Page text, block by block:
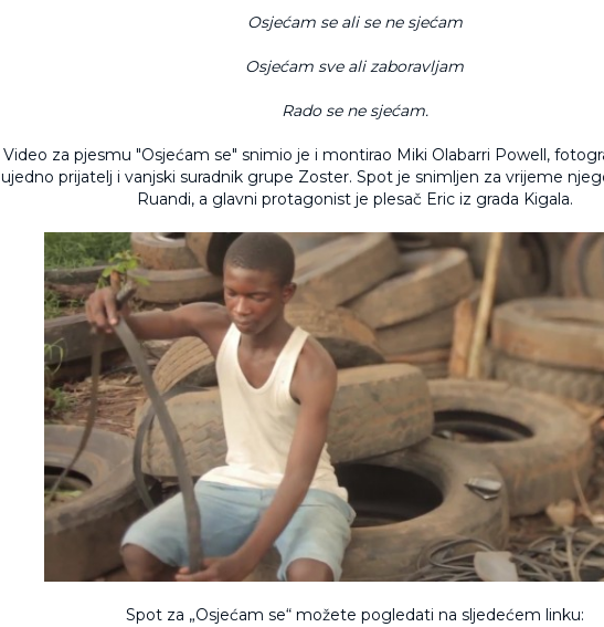
Osjećam se ali se ne sjećam
Osjećam sve ali zaboravljam
Rado se ne sjećam.
Video za pjesmu "Osjećam se" snimio je i montirao Miki Olabarri Powell,
ujedno prijatelj i vanjski suradnik grupe Zoster. Spot je snimljen za vrijeme
Ruandi, a glavni protagonist je plesač Eric iz grada Kigala.
Spot za „Osjećam se“ možete pogledati na sljedećem linku: